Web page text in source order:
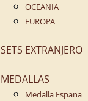
OCEANIA
EUROPA
SETS EXTRANJERO
MEDALLAS
Medalla España